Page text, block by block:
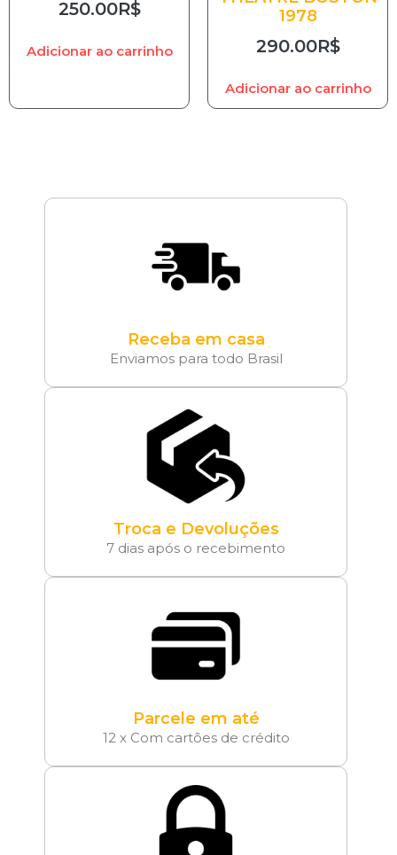
250.00R$
Adicionar ao carrinho
1978
290.00R$
Adicionar ao carrinho
Receba em casa
Enviamos para todo Brasil
Troca e Devoluções
7 dias após o recebimento
Parcele em até
12 x Com cartões de crédito